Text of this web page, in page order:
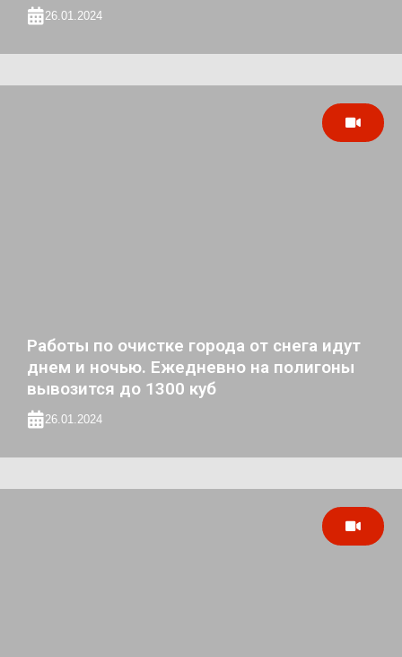
26.01.2024
Работы по очистке города от снега идут
днем и ночью. Ежедневно на полигоны
вывозится до 1300 куб
26.01.2024